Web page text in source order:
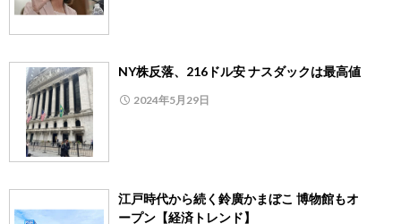
NY株反落、216ドル安 ナスダックは最高値
2024年5月29日
江戸時代から続く鈴廣かまぼこ 博物館もオ
ープン【経済トレンド】